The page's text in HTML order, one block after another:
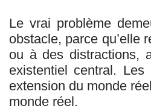
Le vrai problème
obstacle, parce qu’elle
ou à des distractions,
existentiel central.
extension du monde
monde réel.